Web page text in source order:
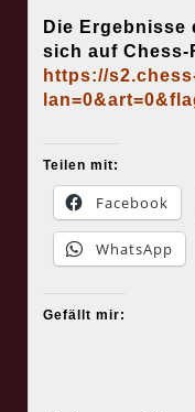
Die Ergebnisse
sich auf
https://
Teilen mit:
Facebook
WhatsApp
Gefällt mir: